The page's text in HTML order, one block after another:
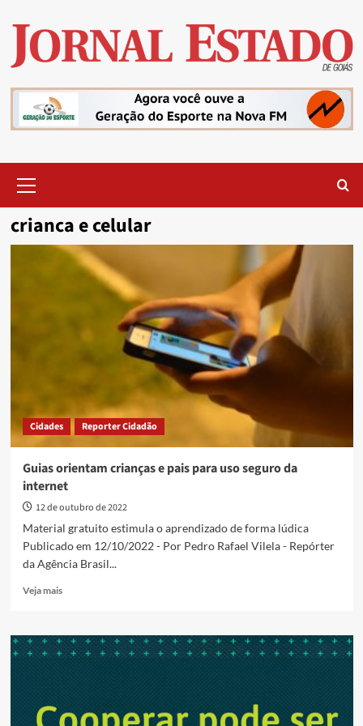
content
Menu
crianca e celular
Cidades Reporter Cidadão
Guias orientam crianças e pais para uso seguro da
internet
12 de outubro de 2022
Material gratuito estimula o aprendizado de forma lúdica
Publicado em 12/10/2022 - Por Pedro Rafael Vilela - Repórter
da Agência Brasil...
Veja maisRead
Guias
orientam
para